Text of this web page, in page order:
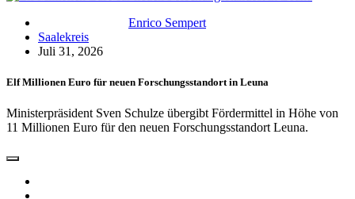
Enrico Sempert
Saalekreis
Juli 31, 2026
Elf Millionen Euro für neuen Forschungsstandort in Leuna
Ministerpräsident Sven Schulze übergibt Fördermittel in Höhe von
11 Millionen Euro für den neuen Forschungsstandort Leuna.